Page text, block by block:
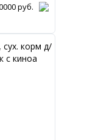
руб.